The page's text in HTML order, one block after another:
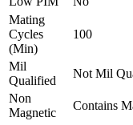
Mating
Cycles
(Min)
100
Mil
Qualified
Not Mil
Non
Magnetic
Contains